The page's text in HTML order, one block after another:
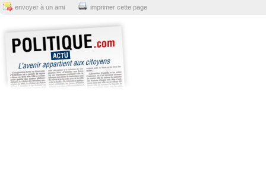
envoyer à un ami imprimer cette page